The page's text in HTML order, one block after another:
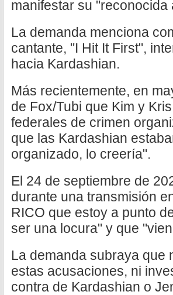
manifestar su
La demanda menciona
cantante, "I Hit It First",
hacia Kardashian.
Más recientemente, en
de Fox/Tubi que Kim y
federales de crimen
que las Kardashian
organizado, lo creería".
El 24 de septiembre de
durante una transmisión
RICO que estoy a punto
ser una locura" y que
La demanda subraya que
estas acusaciones, ni
contra de Kardashian o